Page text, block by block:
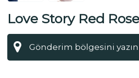
Love Story Red